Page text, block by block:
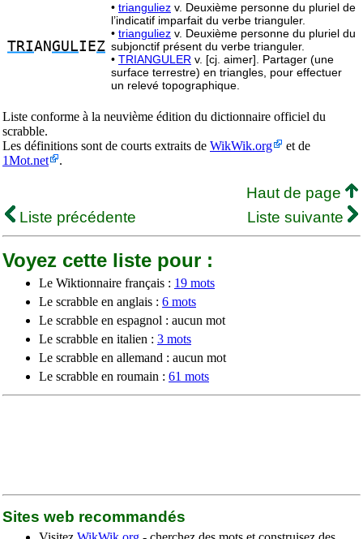
TRIANGULIEZ
• trianguliez v. Deuxième personne du pluriel de
l’indicatif imparfait du verbe trianguler.
• trianguliez v. Deuxième personne du pluriel du
subjonctif présent du verbe trianguler.
• TRIANGULER v. [cj. aimer]. Partager (une
surface terrestre) en triangles, pour effectuer
un relevé topographique.
Liste conforme à la neuvième édition du dictionnaire officiel du
scrabble.
Les définitions sont de courts extraits de WikWik.org
et de
1Mot.net
.
Haut de page
Liste précédente
Liste suivante
Voyez cette liste pour :
Le Wiktionnaire français : 19 mots
Le scrabble en anglais : 6 mots
Le scrabble en espagnol : aucun mot
Le scrabble en italien : 3 mots
Le scrabble en allemand : aucun mot
Le scrabble en roumain : 61 mots
Sites web recommandés